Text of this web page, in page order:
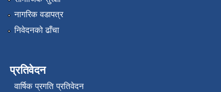
नागरिक वडापत्र
निवेदनको ढाँचा
प्रतिवेदन
वार्षिक प्रगति प्रतिवेदन